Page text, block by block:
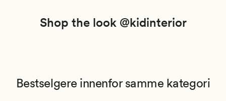
Shop the look @kidinterior
Bestselgere innenfor samme kategori